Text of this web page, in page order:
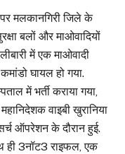
मलकानगिरी जिले के
बलों और माओवादियों
में एक माओवादी
घायल हो गया.
में भर्ती कराया गया,
वाइबी खुरानिया
ऑपरेशन के दौरान हुई.
ही 3नॉट3 राइफल, एक